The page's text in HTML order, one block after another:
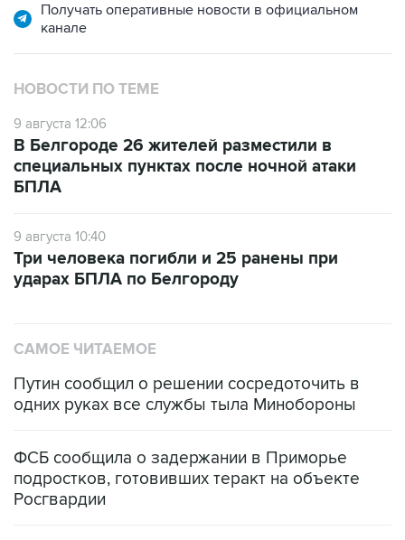
Получать оперативные новости в официальном
канале
НОВОСТИ ПО ТЕМЕ
9 августа 12:06
В Белгороде 26 жителей разместили в
специальных пунктах после ночной атаки
БПЛА
9 августа 10:40
Три человека погибли и 25 ранены при
ударах БПЛА по Белгороду
САМОЕ ЧИТАЕМОЕ
Путин сообщил о решении сосредоточить в
одних руках все службы тыла Минобороны
ФСБ сообщила о задержании в Приморье
подростков, готовивших теракт на объекте
Росгвардии